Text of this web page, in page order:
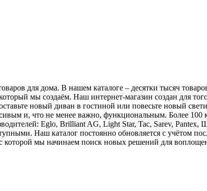
для дома. В нашем каталоге – десятки тысяч
мы создаём. Наш интернет-магазин создан для
новый диван в гостиной или повесьте новый
и, что не менее важно, функциональным. Более
Eglo, Brilliant AG, Light Star, Tac, Sarev,
Наш каталог постоянно обновляется с учётом
которой мы начинаем поиск новых решений для